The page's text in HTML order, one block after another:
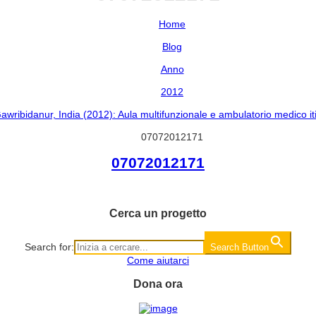
Home
Blog
Anno
2012
India (2012): Aula multifunzionale e ambulatorio medico
07072012171
07072012171
Cerca un progetto
Search for: Search Button
Come aiutarci
Dona ora